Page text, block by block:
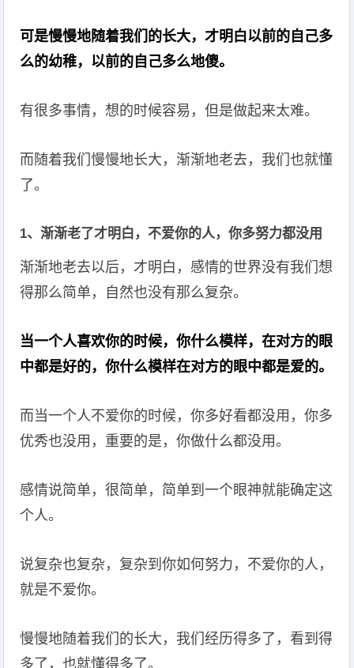
可是慢慢地随着我们的长大，才明白以前的自己多
么的幼稚，以前的自己多么地傻。
有很多事情，想的时候容易，但是做起来太难。
而随着我们慢慢地长大，渐渐地老去，我们也就懂
了。
1、渐渐老了才明白，不爱你的人，你多努力都没用
渐渐地老去以后，才明白，感情的世界没有我们想
得那么简单，自然也没有那么复杂。
当一个人喜欢你的时候，你什么模样，在对方的眼
中都是好的，你什么模样在对方的眼中都是爱的。
而当一个人不爱你的时候，你多好看都没用，你多
优秀也没用，重要的是，你做什么都没用。
感情说简单，很简单，简单到一个眼神就能确定这
个人。
说复杂也复杂，复杂到你如何努力，不爱你的人，
就是不爱你。
慢慢地随着我们的长大，我们经历得多了，看到得
多了，也就懂得多了。